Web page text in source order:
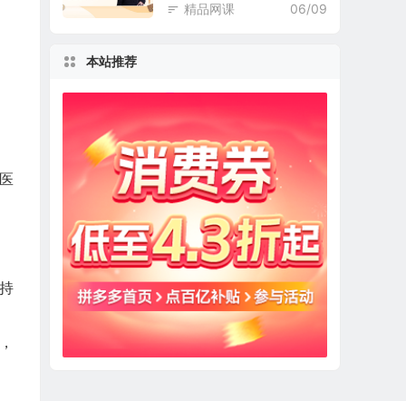
06/09
精品网课
本站推荐